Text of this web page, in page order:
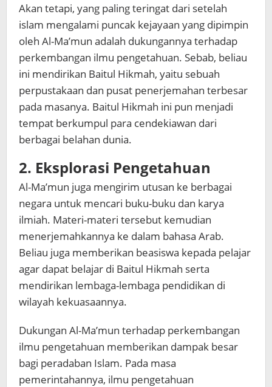
Akan tetapi, yang paling teringat dari setelah
islam mengalami puncak kejayaan yang dipimpin
oleh Al-Ma’mun adalah dukungannya terhadap
perkembangan ilmu pengetahuan. Sebab, beliau
ini mendirikan Baitul Hikmah, yaitu sebuah
perpustakaan dan pusat penerjemahan terbesar
pada masanya. Baitul Hikmah ini pun menjadi
tempat berkumpul para cendekiawan dari
berbagai belahan dunia.
2. Eksplorasi Pengetahuan
Al-Ma’mun juga mengirim utusan ke berbagai
negara untuk mencari buku-buku dan karya
ilmiah. Materi-materi tersebut kemudian
menerjemahkannya ke dalam bahasa Arab.
Beliau juga memberikan beasiswa kepada pelajar
agar dapat belajar di Baitul Hikmah serta
mendirikan lembaga-lembaga pendidikan di
wilayah kekuasaannya.
Dukungan Al-Ma’mun terhadap perkembangan
ilmu pengetahuan memberikan dampak besar
bagi peradaban Islam. Pada masa
pemerintahannya, ilmu pengetahuan